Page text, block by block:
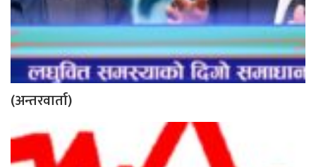
(अन्तरवार्ता)